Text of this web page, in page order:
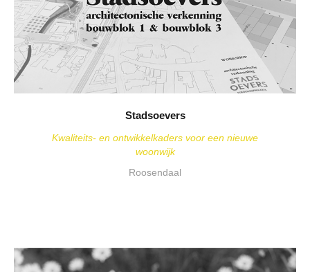
Stadsoevers
Kwaliteits- en ontwikkelkaders voor een nieuwe
woonwijk
Roosendaal